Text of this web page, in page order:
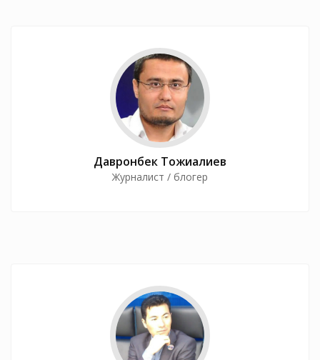
Давронбек Тожиалиев
Журналист / блогер